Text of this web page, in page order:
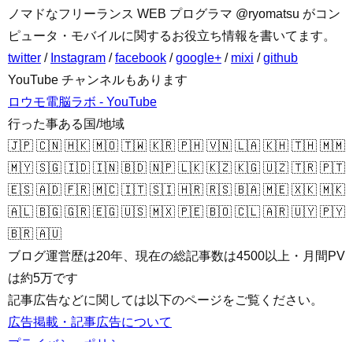
ノマドなフリーランス WEB プログラマ @ryomatsu がコン
ピュータ・モバイルに関するお役立ち情報を書いてます。
twitter / Instagram /facebook /google+ / mixi /github
YouTube チャンネルもあります
ロウモ電脳ラボ - YouTube
行った事ある国/地域
🇯🇵 🇨🇳 🇭🇰 🇲🇴 🇹🇼 🇰🇷 🇵🇭 🇻🇳 🇱🇦 🇰🇭 🇹🇭 🇲🇲
🇲🇾 🇸🇬 🇮🇩 🇮🇳 🇧🇩 🇳🇵 🇱🇰 🇰🇿 🇰🇬 🇺🇿 🇹🇷 🇵🇹
🇪🇸 🇦🇩 🇫🇷 🇲🇨 🇮🇹 🇸🇮 🇭🇷 🇷🇸 🇧🇦 🇲🇪 🇽🇰 🇲🇰
🇦🇱 🇧🇬 🇬🇷 🇪🇬 🇺🇸 🇲🇽 🇵🇪 🇧🇴 🇨🇱 🇦🇷 🇺🇾 🇵🇾
🇧🇷 🇦🇺
ブログ運営歴は20年、現在の総記事数は4500以上・月間PV
は約5万です
記事広告などに関しては以下のページをご覧ください。
広告掲載・記事広告について